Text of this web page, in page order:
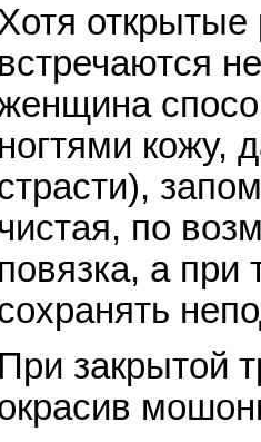
встречаются
ногтями кожу,
чистая, по
повязка, а при
При закрытой